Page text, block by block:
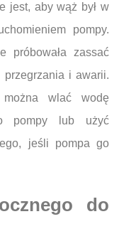
jest, aby wąż był w
pompy.
próbowała zassać
i awarii.
wlać wodę
pompy lub użyć
jeśli pompa go
do